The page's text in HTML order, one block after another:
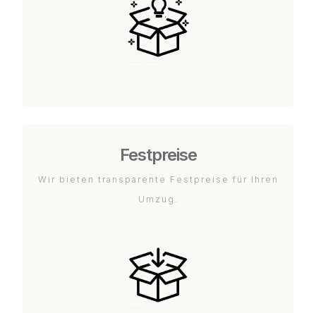
Festpreise
Wir bieten transparente Festpreise für Ihren
Umzug.